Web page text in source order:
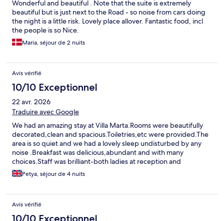
Wonderful and beautiful . Note that the suite is extremely
beautiful but is just next to the Road - so noise from cars doing
the night is a little risk. Lovely place allover. Fantastic food, incl
the people is so Nice.
Maria, séjour de 2 nuits
Avis vérifié
10/10 Exceptionnel
22 avr. 2026
Traduire avec Google
We had an amazing stay at Villa Marta.Rooms were beautifully
decorated,clean and spacious.Toiletries,etc were provided.The
area is so quiet and we had a lovely sleep undisturbed by any
noise .Breakfast was delicious,abundant and with many
choices.Staff was brilliant-both ladies at reception and
gentlemen at restaurant.My children loved checking the two
resident cats Bianca and Nero a couple of times a day ☺️
Petya, séjour de 4 nuits
Avis vérifié
10/10 Exceptionnel